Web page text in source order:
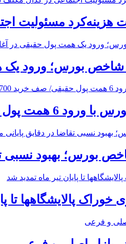
هزینه‌کرد مسئولیت
پالایشگاهها تا